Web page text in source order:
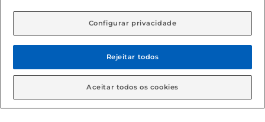
aviso prévio. O valor mínimo para as compras on-line é de
© 2026 Copyright. Todos os direitos
reservados Gbarbosa.
Configurar privacidade
Rejeitar todos
Aceitar todos os cookies